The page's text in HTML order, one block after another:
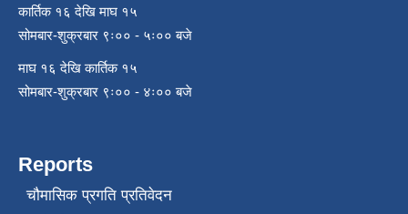
कार्तिक १६ देखि माघ १५
सोमबार-शुक्रबार ९ः०० - ५ः०० बजे
माघ १६ देखि कार्तिक १५
सोमबार-शुक्रबार ९ः०० - ४ः०० बजे
Reports
चौमासिक प्रगति प्रतिवेदन